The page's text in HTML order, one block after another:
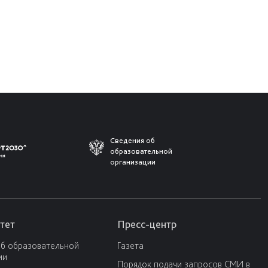
Сведения об
образовательной
организации
образовательной
Пресс-центр
Газета
Порядок подачи запросов СМИ в